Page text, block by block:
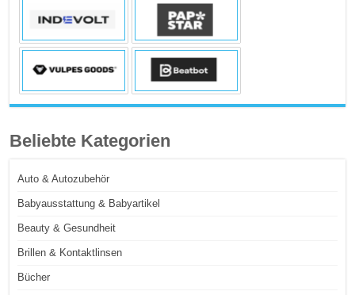
Beliebte Kategorien
Auto & Autozubehör
Babyausstattung & Babyartikel
Beauty & Gesundheit
Brillen & Kontaktlinsen
Bücher